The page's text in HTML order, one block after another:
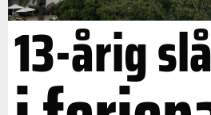
13-årig